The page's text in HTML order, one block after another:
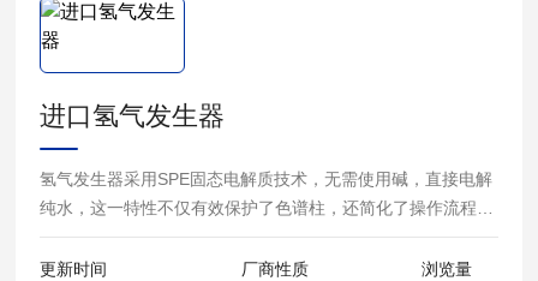
进口氢气发生器
氢气发生器采用SPE固态电解质技术，无需使用碱，直接电解
纯水，这一特性不仅有效保护了色谱柱，还简化了操作流程。
同时，运用英国Peculiar研发离子膜技术、Nafion（渗透膜技
术）和变压吸附脱水技术，能够产生纯度高达99.9999%的氢
更新时间
厂商性质
浏览量